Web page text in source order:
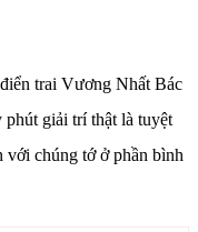
trai Vương Nhất Bác
phút giải trí thật là tuyệt
với chúng tớ ở phần bình